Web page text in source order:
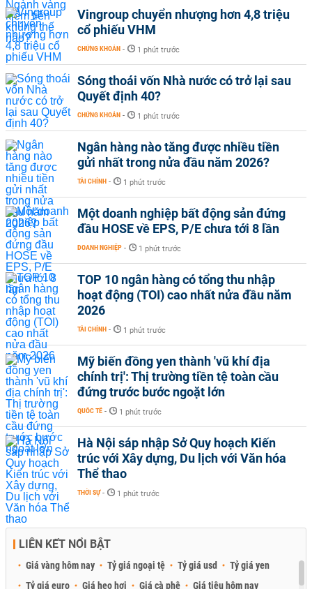
Vingroup chuyển nhượng hơn 4,8 triệu
cổ phiếu VHM
CHỨNG KHOÁN - 1 phút trước
Sóng thoái vốn Nhà nước có trở lại sau
Quyết định 40?
CHỨNG KHOÁN - 1 phút trước
Ngân hàng nào tăng được nhiều tiền
gửi nhất trong nửa đầu năm 2026?
TÀI CHÍNH - 1 phút trước
Một doanh nghiệp bất động sản đứng
đầu HOSE về EPS, P/E chưa tới 8 lần
DOANH NGHIỆP - 1 phút trước
TOP 10 ngân hàng có tổng thu nhập
hoạt động (TOI) cao nhất nửa đầu năm
2026
TÀI CHÍNH - 1 phút trước
Mỹ biến đồng yen thành 'vũ khí địa
chính trị': Thị trường tiền tệ toàn cầu
đứng trước bước ngoặt lớn
QUỐC TẾ - 1 phút trước
Hà Nội sáp nhập Sở Quy hoạch Kiến
trúc với Xây dựng, Du lịch với Văn hóa
Thể thao
THỜI SỰ - 1 phút trước
LIÊN KẾT NỔI BẬT
Giá vàng hôm nay Tỷ giá ngoại tệ Tỷ giá usd
Tỷ giá yen
Tỷ giá euro
Giá heo hơi Giá cà phê Giá tiêu hôm nay